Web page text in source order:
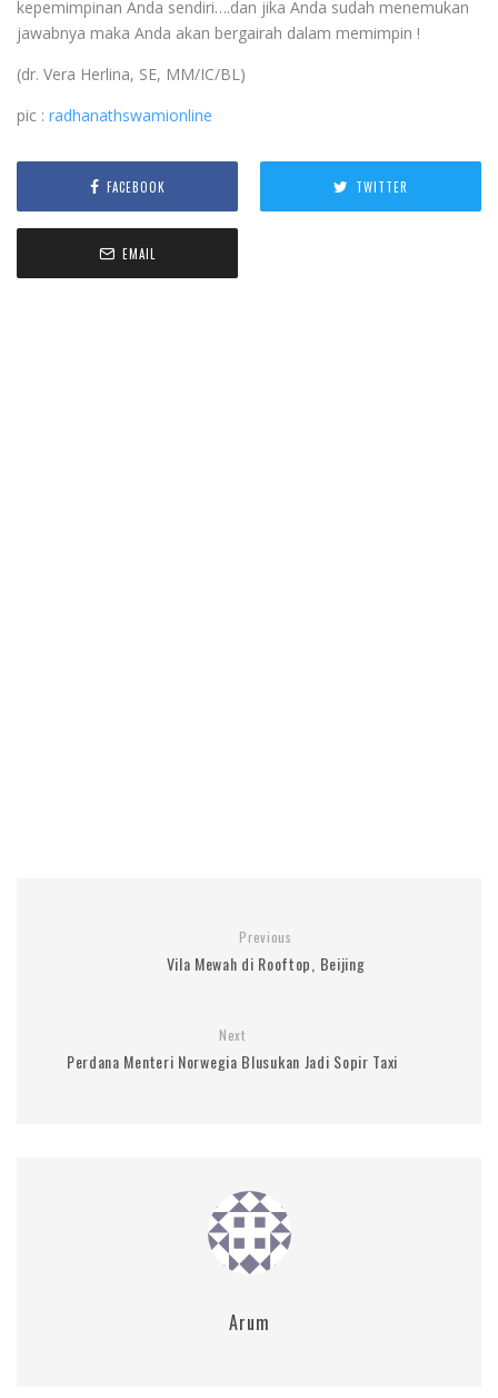
kepemimpinan Anda sendiri….dan jika Anda sudah menemukan
jawabnya maka Anda akan bergairah dalam memimpin !
(dr. Vera Herlina, SE, MM/IC/BL)
pic : radhanathswamionline
FACEBOOK TWITTER
EMAIL
Previous
Vila Mewah di Rooftop, Beijing
Next
Perdana Menteri Norwegia Blusukan Jadi Sopir Taxi
Arum